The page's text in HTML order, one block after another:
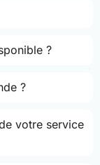
?
?
votre service